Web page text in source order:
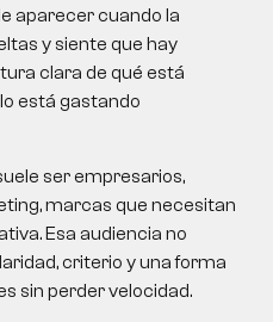
aparecer cuando la
y siente que hay
clara de qué está
está gastando
ser empresarios,
marcas que necesitan
Esa audiencia no
criterio y una forma
sin perder velocidad.